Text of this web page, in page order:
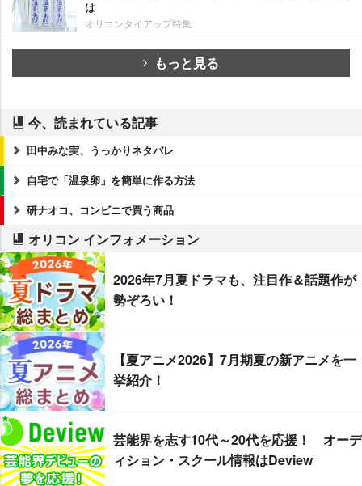
は
オリコンタイアップ特集
もっと見る
今、読まれている記事
田中みな実、うっかりネタバレ
自宅で「温泉卵」を簡単に作る方法
研ナオコ、コンビニで買う商品
オリコン インフォメーション
2026年7月夏ドラマも、注目作＆話題作が
勢ぞろい！
【夏アニメ2026】7月期夏の新アニメを一
挙紹介！
芸能界を志す10代～20代を応援！ オーデ
ィション・スクール情報はDeview